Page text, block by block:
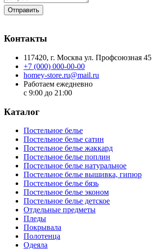
Отправить
Контакты
117420, г. Москва ул. Профсоюзная 45
+7 (000) 000-00-00
homey-store.ru@mail.ru
Работаем ежедневно
с 9:00 до 21:00
Каталог
Постельное белье
Постельное белье сатин
Постельное белье жаккард
Постельное белье поплин
Постельное белье натуральное
Постельное белье вышивка, гипюр
Постельное белье бязь
Постельное белье эконом
Постельное белье детское
Отдельные предметы
Пледы
Покрывала
Полотенца
Одеяла